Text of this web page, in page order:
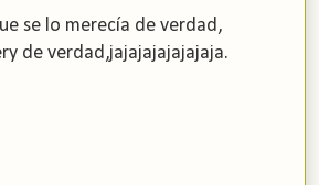
se lo merecía de verdad,
de verdad,jajajajajajajaja.